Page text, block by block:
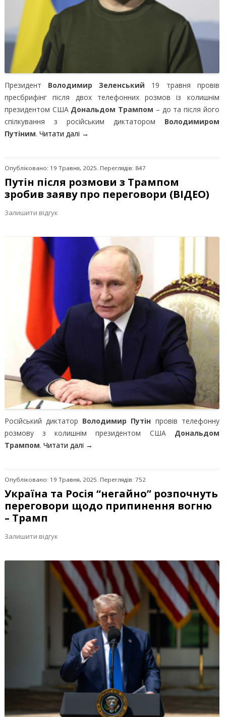
Президент Володимир Зеленський 19 травня провів
пресбрифінг після двох телефонних розмов із колишнім
президентом США Дональдом Трампом – до та після його
спілкування з російським диктатором Володимиром
Путіним. Читати далі →
Опубліковано: 19 Травня, 2025. Переглядів: 847
Путін після розмови з Трампом
зробив заяву про переговори (ВІДЕО)
Залишити відгук
Російський диктатор Володимир Путін провів телефонну
розмову з колишнім президентом США Дональдом
Трампом. Читати далі →
Опубліковано: 19 Травня, 2025. Переглядів: 752
Україна та Росія “негайно” розпочнуть
переговори щодо припинення вогню
– Трамп
Залишити відгук